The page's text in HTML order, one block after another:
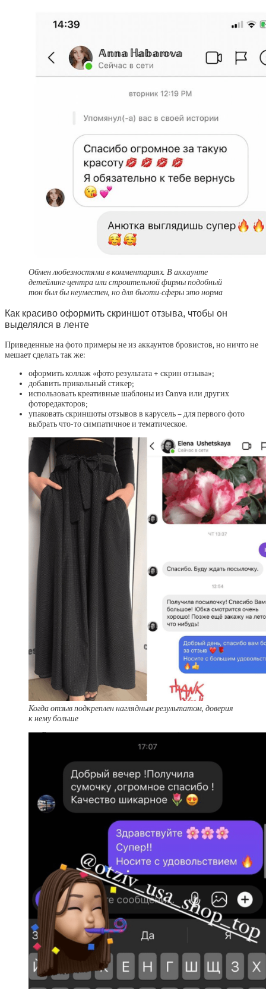
Обмен любезностями в комментариях. В аккаунте
детейлинг-центра или строительной фирмы подобный
тон был бы неуместен, но для бьюти-сферы это норма
Как красиво оформить скриншот отзыва, чтобы он
выделялся в ленте
Приведенные на фото примеры не из аккаунтов бровистов, но ничто не
мешает сделать так же:
оформить коллаж «фото результата + скрин отзыва»;
добавить прикольный стикер;
использовать креативные шаблоны из Canva или других
фоторедакторов;
упаковать скриншоты отзывов в карусель – для первого фото
выбрать что-то симпатичное и тематическое.
Когда отзыв подкреплен наглядным результатом, доверия
к нему больше